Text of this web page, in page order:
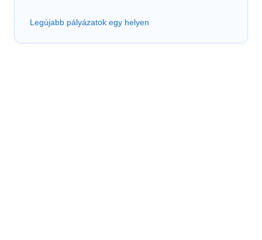
Legújabb pályázatok egy helyen